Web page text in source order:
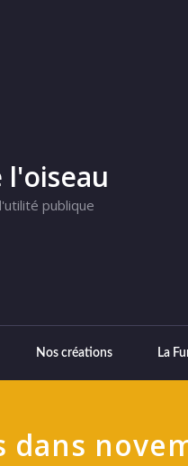
l'oiseau
publique
Nos créations La
dans